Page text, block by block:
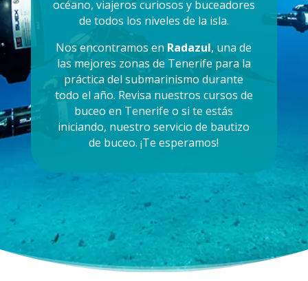
océano, viajeros curiosos y buceadores
de todos los niveles de la isla.
Nos encontramos en Radazul, una de
las mejores zonas de Tenerife para la
práctica del submarinismo durante
todo el año. Revisa nuestros cursos de
buceo en Tenerife o si te estás
iniciando, nuestroservicio de bautizo
de buceo. ¡Te esperamos!